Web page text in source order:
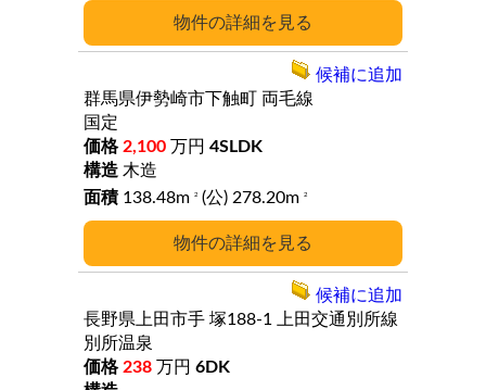
詳細
詳細
群馬県伊勢崎市下触町 両毛線
国定
2,100 万円 4SLDK
木造
138.48m
2 (公) 278.20m 2
候補に追加
長野県上田市手 塚188-1
上田交通別所線
別所温泉
238 万円 6DK
候補に追加